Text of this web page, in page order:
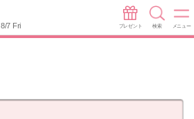
8/7 Fri プレゼント 検索 メニュー